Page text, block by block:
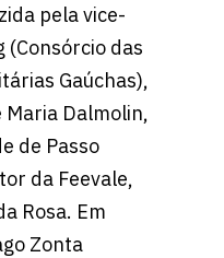
pela vice-
(Consórcio das
Gaúchas),
Dalmolin,
de Passo
da Feevale,
Rosa. Em
Zonta